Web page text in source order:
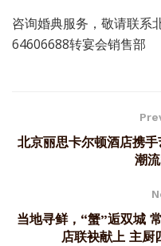
咨询婚典服务，敬请联系
64606688转宴会销售部
北京丽思卡尔顿酒店携
潮
当地寻鲜，“蟹”逅双城
店联袂献上 主厨